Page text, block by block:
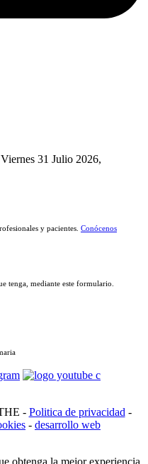
31 Julio 2026,
y pacientes. Conócenos
tenga, mediante este formulario.
- Politica de privacidad -
- desarrollo web
obtenga la mejor experiencia